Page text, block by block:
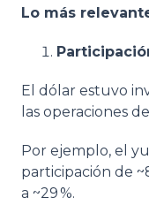
Lo más
El dólar estuvo
las operaciones
Por ejemplo, el
participación de
a ~29 %.